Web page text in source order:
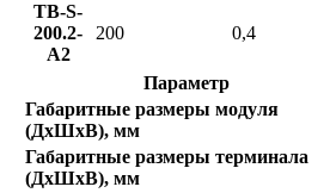
TB-S-
200.2-
A2
200 0,4
Параметр
Габаритные размеры модуля
(ДхШхВ), мм
Габаритные размеры терминала
(ДхШхВ), мм